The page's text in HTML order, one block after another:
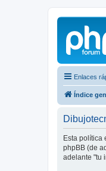
Enlaces
Índice
Esta política
phpBB (de
adelante "tu